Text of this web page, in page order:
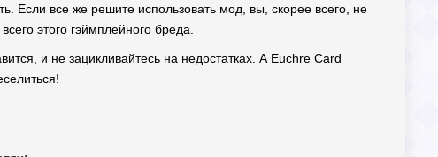
Если все же решите использовать мод, вы, скорее всего, не
этого гэймплейного бреда.
и не зацикливайтесь на недостатках. А Euchre Card